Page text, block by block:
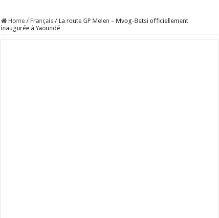
Home / Français / La route GP Melen – Mvog-Betsi officiellement
inaugurée à Yaoundé